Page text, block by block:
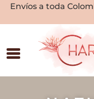
Envíos a toda